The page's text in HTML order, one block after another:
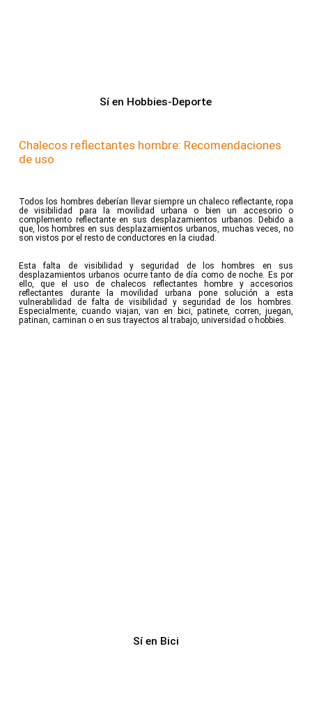
Sí en Hobbies-Deporte
Chalecos reflectantes hombre: Recomendaciones
de uso
Todos los hombres deberían llevar siempre un chaleco reflectante, ropa
de visibilidad para la movilidad urbana o bien un accesorio o
complemento reflectante en sus desplazamientos urbanos. Debido a
que, los hombres en sus desplazamientos urbanos, muchas veces, no
son vistos por el resto de conductores en la ciudad.
Esta falta de visibilidad y seguridad de los hombres en sus
desplazamientos urbanos ocurre tanto de día como de noche. Es por
ello, que el uso de chalecos reflectantes hombre y accesorios
reflectantes durante la movilidad urbana pone solución a esta
vulnerabilidad de falta de visibilidad y seguridad de los hombres.
Especialmente, cuando viajan, van en bici, patinete, corren, juegan,
patinan, caminan o en sus trayectos al trabajo, universidad o hobbies.
Sí en Bici